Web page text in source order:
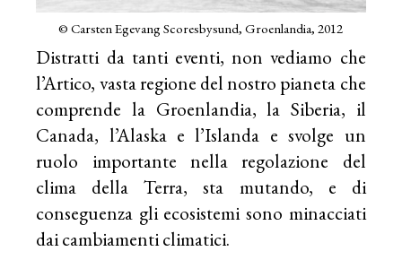
© Carsten Egevang Scoresbysund, Groenlandia, 2012
Distratti da tanti eventi, non vediamo che
l’Artico, vasta regione del nostro pianeta che
comprende la Groenlandia, la Siberia, il
Canada, l’Alaska e l’Islanda e svolge un
ruolo importante nella regolazione del
clima della Terra, sta mutando, e di
conseguenza gli ecosistemi sono minacciati
dai cambiamenti climatici.